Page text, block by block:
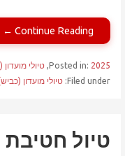
Continue Reading ←
Posted in: 2025
, טיולי
Filed under: טיולי מועדון
טיול